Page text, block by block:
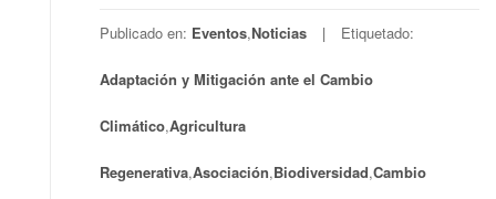
Publicado en: Eventos,Noticias Etiquetado:
Adaptación y Mitigación ante el Cambio
Climático,Agricultura
Regenerativa,Asociación,Biodiversidad,Cambio